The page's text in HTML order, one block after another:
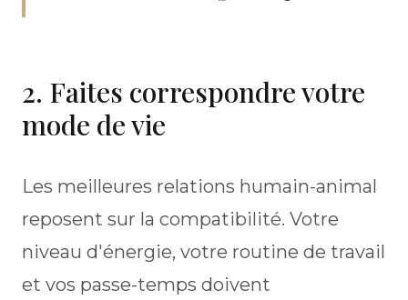
2. Faites correspondre votre
mode de vie
Les meilleures relations humain-animal
reposent sur la compatibilité. Votre
niveau d'énergie, votre routine de travail
et vos passe-temps doivent